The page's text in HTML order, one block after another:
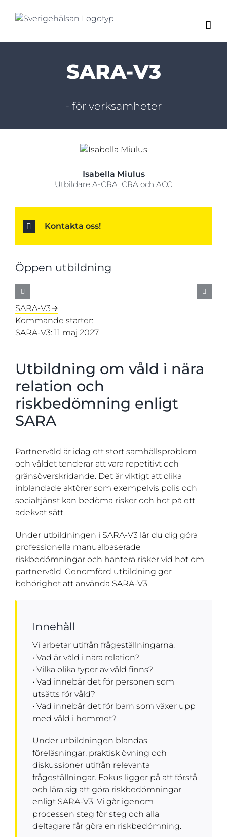
SARA-V3
- för verksamheter
Isabella Miulus
Utbildare A-CRA, CRA och ACC
Kontakta oss!
Öppen utbildning
SARA-V3→
Kommande starter:
SARA-V3: 11 maj 2027
Utbildning om våld i nära
relation och
riskbedömning enligt
SARA
Partnervåld är idag ett stort samhällsproblem
och våldet tenderar att vara repetitivt och
gränsöverskridande. Det är viktigt att olika
inblandade aktörer som exempelvis polis och
socialtjänst kan bedöma risker och hot på ett
adekvat sätt.
Under utbildningen i SARA-V3 lär du dig göra
professionella manualbaserade
riskbedömningar och hantera risker vid hot om
partnervåld. Genomförd utbildning ger
behörighet att använda SARA-V3.
Innehåll
Vi arbetar utifrån frågeställningarna:
• Vad är våld i nära relation?
• Vilka olika typer av våld finns?
• Vad innebär det för personen som
utsätts för våld?
• Vad innebär det för barn som växer upp
med våld i hemmet?
Under utbildningen blandas
föreläsningar, praktisk övning och
diskussioner utifrån relevanta
frågeställningar. Fokus ligger på att förstå
och lära sig att göra riskbedömningar
enligt SARA-V3. Vi går igenom
processen steg för steg och alla
deltagare får göra en riskbedömning.